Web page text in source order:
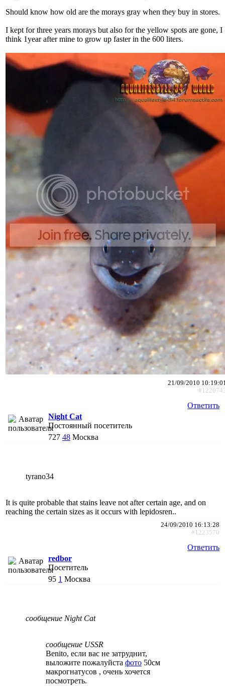
Should know how old are the morays gray when they buy in stores.
I kept for three years morays but also for the yellow spots are gone, I
think 1year after mine to grow up faster in the 600 liters.
21/09/2010
Ответить
Night Cat
Постоянный посетитель
727 48 Москва
tyrano34
It is quite probable that stains leave not after certain age, and on
reaching the certain sizes as it occurs with lepidosren..
24/09/2010 16:13:28
#1223570
Ответить
redbor
Посетитель
95 1 Москва
сообщение Night Cat
сообщение USSR
Benito, если вас не затруднит,
выложите пожалуйста фото 50см
макрогнатусов , очень хочется
посмотреть.